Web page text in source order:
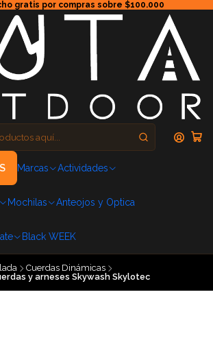
gratis por compras sobre $100.000
Marcas Actividades
Mochilas Anteojos y Optica
Black WEEK
Cuerdas Dinámicas
y arneses Skywash Skylotec